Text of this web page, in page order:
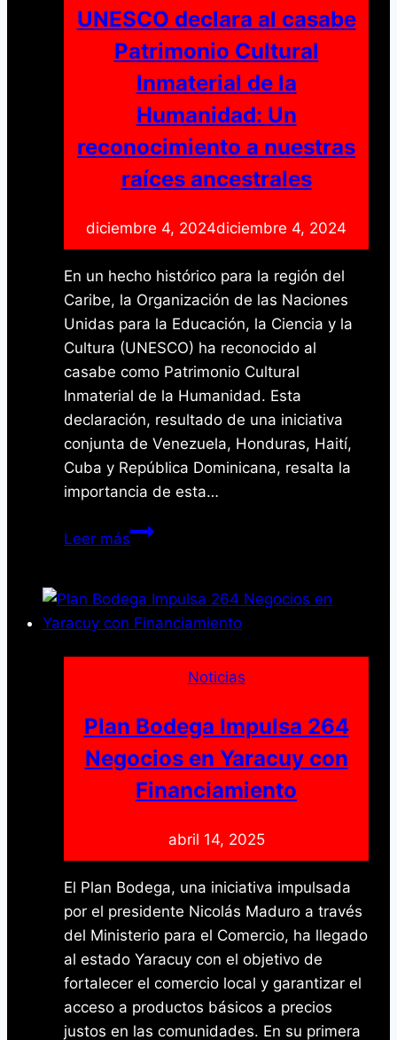
las
Unidades
Populares
para
la
(UPPAZ)
UNESCO declara al casabe
Patrimonio Cultural
Inmaterial de la
Humanidad: Un
reconocimiento a nuestras
raíces ancestrales
diciembre 4, 2024diciembre 4, 2024
En un hecho histórico para la región del
Caribe, la Organización de las Naciones
Unidas para la Educación, la Ciencia y la
Cultura (UNESCO) ha reconocido al
casabe como Patrimonio Cultural
Inmaterial de la Humanidad. Esta
declaración, resultado de una iniciativa
conjunta de Venezuela, Honduras, Haití,
Cuba y República Dominicana, resalta la
importancia de esta…
Leer másUNESCO
casabe
Patrimonio
Inmaterial
la
Humanidad:
Un
reconocimiento
nuestras
raíces
ancestrales
Noticias
Plan Bodega Impulsa 264
Negocios en Yaracuy con
Financiamiento
abril 14, 2025
El Plan Bodega, una iniciativa impulsada
por el presidente Nicolás Maduro a través
del Ministerio para el Comercio, ha llegado
al estado Yaracuy con el objetivo de
fortalecer el comercio local y garantizar el
acceso a productos básicos a precios
justos en las comunidades. En su primera